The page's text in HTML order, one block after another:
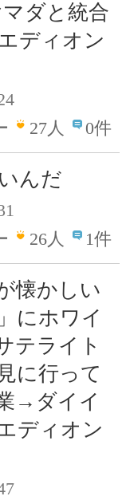
ダと統合
ディオン
27人 0件
んだ
26人 1件
懐かしい
にホワイ
テライト
に行って
→ダイイ
ディオン